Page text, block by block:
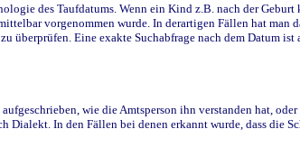
des Taufdatums. Wenn ein Kind z.B. nach der
vorgenommen wurde. In derartigen Fällen hat man
Eine exakte Suchabfrage nach dem Datum
wie die Amtsperson ihn verstanden hat,
In den Fällen bei denen erkannt wurde, dass die